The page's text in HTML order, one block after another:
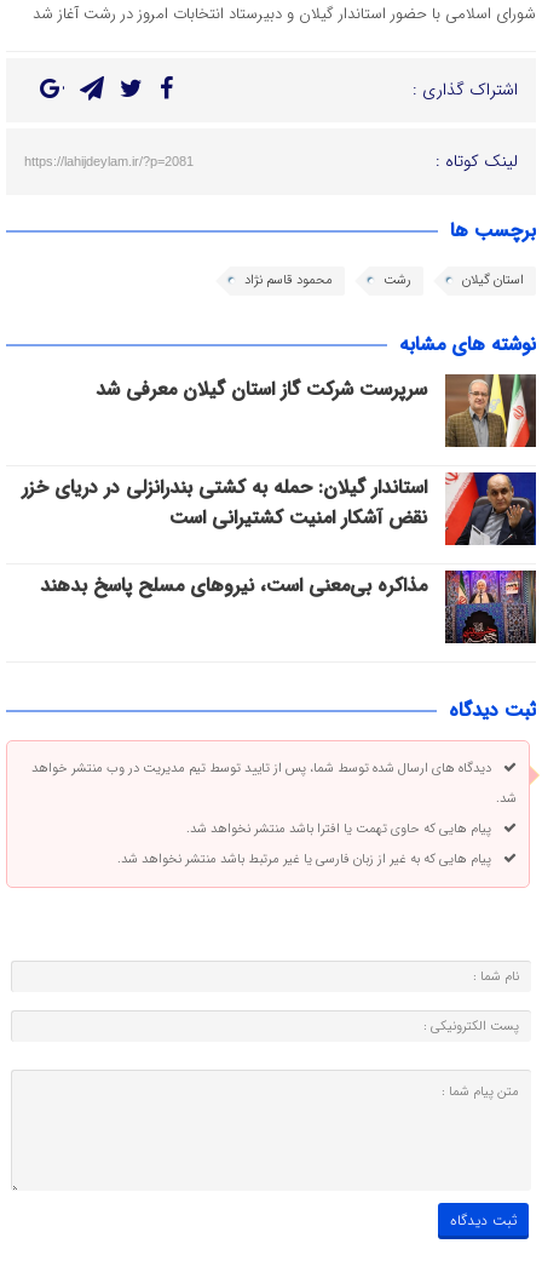
شورای اسلامی با حضور استاندار گیلان و دبیرستاد انتخابات امروز در رشت آغاز شد
اشتراک گذاری :
لینک کوتاه : https://lahijdeylam.ir/?p=2081
برچسب ها
استان گیلان رشت محمود قاسم نژاد
نوشته های مشابه
سرپرست شرکت گاز استان گیلان معرفی شد
استاندار گیلان: حمله به کشتی بندرانزلی در دریای خزر
نقض آشکار امنیت کشتیرانی است
مذاکره بی‌معنی است، نیروهای مسلح پاسخ بدهند
ثبت دیدگاه
دیدگاه های ارسال شده توسط شما، پس از تایید توسط تیم مدیریت در وب منتشر خواهد
شد.
پیام هایی که حاوی تهمت یا افترا باشد منتشر نخواهد شد.
پیام هایی که به غیر از زبان فارسی یا غیر مرتبط باشد منتشر نخواهد شد.